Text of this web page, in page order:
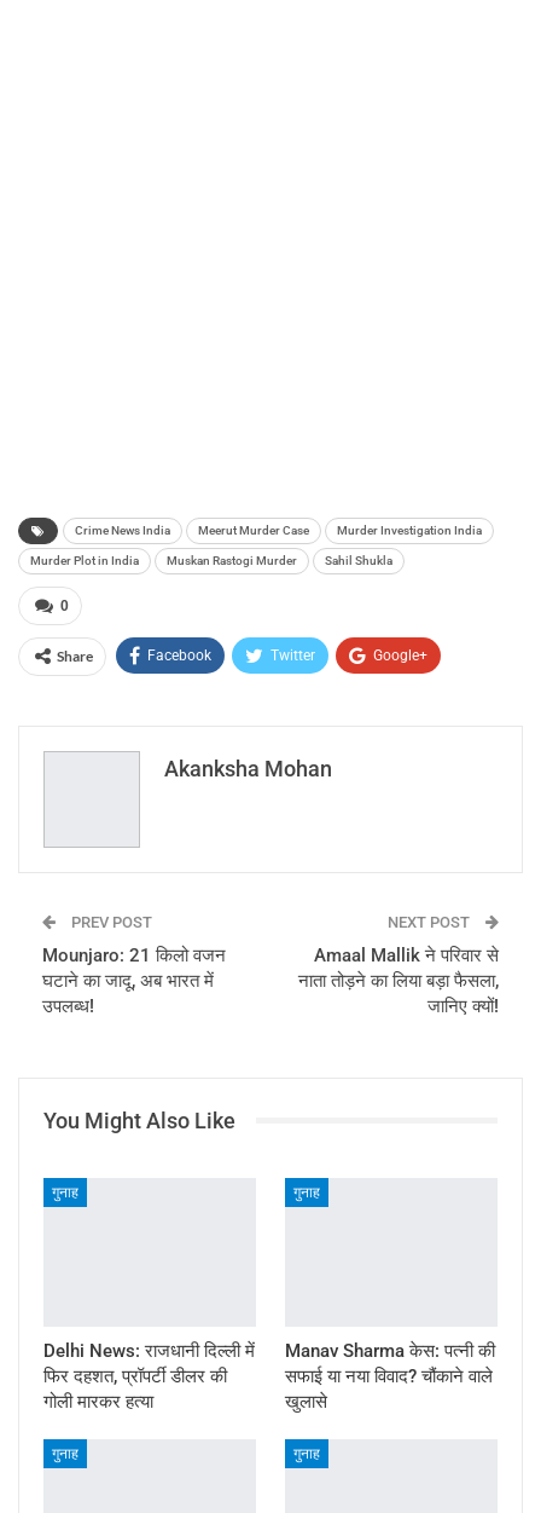
Crime News India Meerut Murder Case Murder Investigation India
Murder Plot in India Muskan Rastogi Murder Sahil Shukla
0
Share Facebook Twitter Google+
Email
Akanksha Mohan
PREV POST
Mounjaro: 21 किलो वजन
घटाने का जादू, अब भारत में
उपलब्ध!
NEXT POST
Amaal Mallik ने परिवार से
नाता तोड़ने का लिया बड़ा फैसला,
जानिए क्यों!
You Might Also Like
गुनाह
Delhi News: राजधानी दिल्ली में
फिर दहशत, प्रॉपर्टी डीलर की
गोली मारकर हत्या
गुनाह
Manav Sharma केस: पत्नी की
सफाई या नया विवाद? चौंकाने वाले
खुलासे
गुनाह गुनाह